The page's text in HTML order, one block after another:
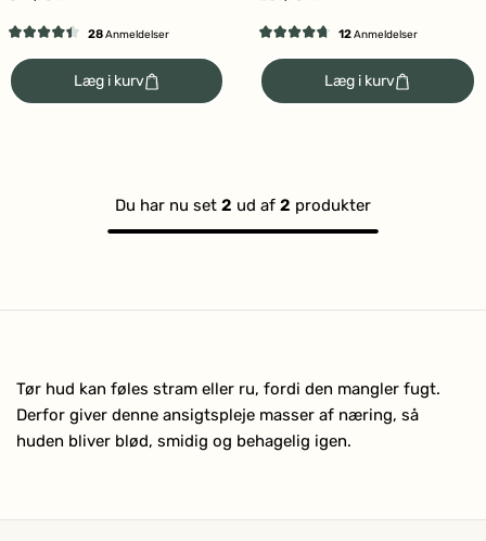
4.4
ud
af
28Anmeldelser
Læg i kurv
4.7
ud
af
12Anmeldelser
Læg i kurv
Du har nu set 2 ud af 2 produkter
Tør hud kan føles stram eller ru, fordi den mangler fugt.
Derfor giver denne ansigtspleje masser af næring, så
huden bliver blød, smidig og behagelig igen.